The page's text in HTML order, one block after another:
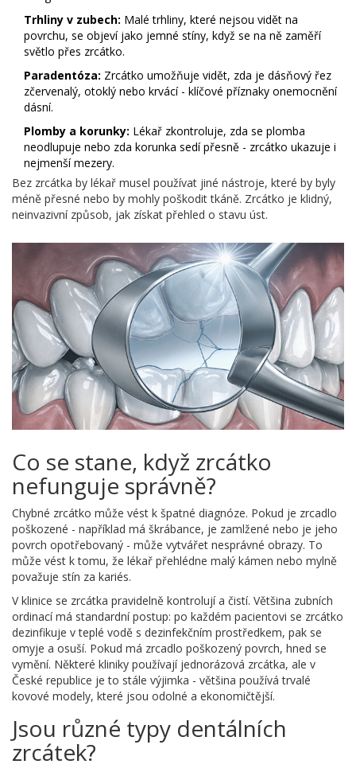
Trhliny v zubech: Malé trhliny, které nejsou vidět na
povrchu, se objeví jako jemné stíny, když se na ně zaměří
světlo přes zrcátko.
Paradentóza: Zrcátko umožňuje vidět, zda je dásňový řez
zčervenalý, otoklý nebo krvácí - klíčové příznaky onemocnění
dásní.
Plomby a korunky: Lékař zkontroluje, zda se plomba
neodlupuje nebo zda korunka sedí přesně - zrcátko ukazuje i
nejmenší mezery.
Bez zrcátka by lékař musel používat jiné nástroje, které by byly
méně přesné nebo by mohly poškodit tkáně. Zrcátko je klidný,
neinvazivní způsob, jak získat přehled o stavu úst.
Co se stane, když zrcátko
nefunguje správně?
Chybné zrcátko může vést k špatné diagnóze. Pokud je zrcadlo
poškozené - například má škrábance, je zamlžené nebo je jeho
povrch opotřebovaný - může vytvářet nesprávné obrazy. To
může vést k tomu, že lékař přehlédne malý kámen nebo mylně
považuje stín za kariés.
V klinice se zrcátka pravidelně kontrolují a čistí. Většina zubních
ordinací má standardní postup: po každém pacientovi se zrcátko
dezinfikuje v teplé vodě s dezinfekčním prostředkem, pak se
omyje a osuší. Pokud má zrcadlo poškozený povrch, hned se
vymění. Některé kliniky používají jednorázová zrcátka, ale v
České republice je to stále výjimka - většina používá trvalé
kovové modely, které jsou odolné a ekonomičtější.
Jsou různé typy dentálních
zrcátek?